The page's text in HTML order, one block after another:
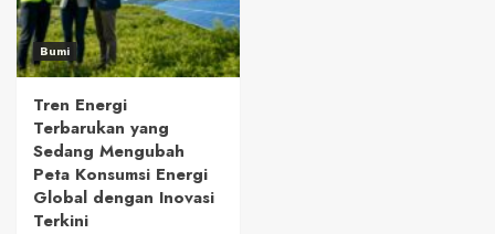
Bumi
Tren Energi
Terbarukan yang
Sedang Mengubah
Peta Konsumsi Energi
Global dengan Inovasi
Terkini